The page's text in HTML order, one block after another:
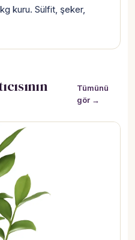
kuru. Sülfit, şeker,
Tümünü
gör →